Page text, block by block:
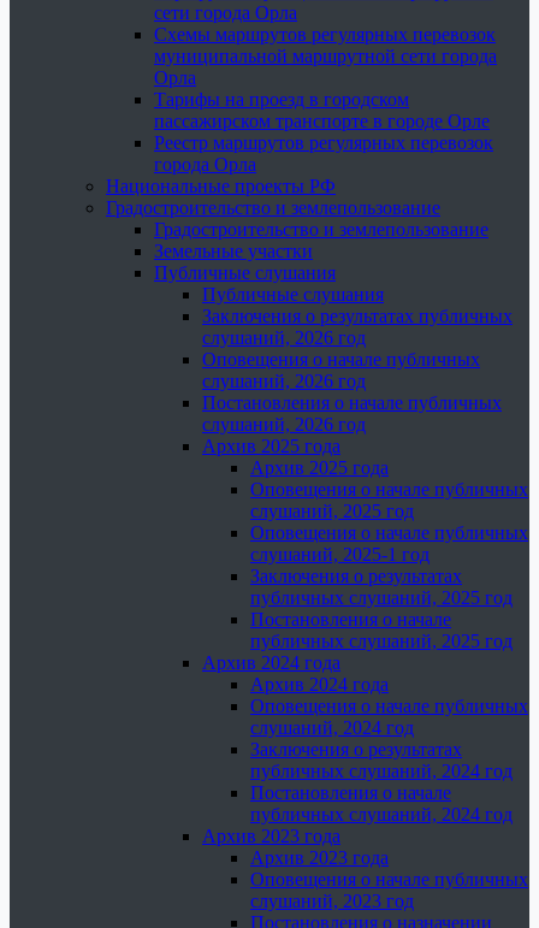
сети города Орла
Схемы маршрутов регулярных перевозок
муниципальной маршрутной сети города
Орла
Тарифы на проезд в городском
пассажирском транспорте в городе Орле
Реестр маршрутов регулярных перевозок
города Орла
Национальные проекты РФ
Градостроительство и землепользование
Градостроительство и землепользование
Земельные участки
Публичные слушания
Публичные слушания
Заключения о результатах публичных
слушаний, 2026 год
Оповещения о начале публичных
слушаний, 2026 год
Постановления о начале публичных
слушаний, 2026 год
Архив 2025 года
Архив 2025 года
Оповещения о начале публичных
слушаний, 2025 год
Оповещения о начале публичных
слушаний, 2025-1 год
Заключения о результатах
публичных слушаний, 2025 год
Постановления о начале
публичных слушаний, 2025 год
Архив 2024 года
Архив 2024 года
Оповещения о начале публичных
слушаний, 2024 год
Заключения о результатах
публичных слушаний, 2024 год
Постановления о начале
публичных слушаний, 2024 год
Архив 2023 года
Архив 2023 года
Оповещения о начале публичных
слушаний, 2023 год
Постановления о назначении